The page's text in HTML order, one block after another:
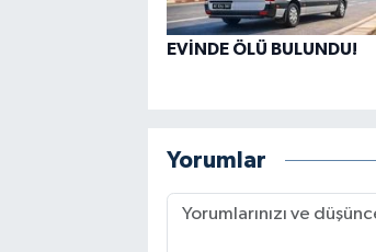
EVİNDE ÖLÜ BULUNDU!
Yorumlar